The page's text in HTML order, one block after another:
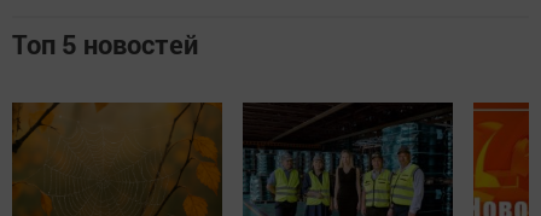
Топ 5 новостей